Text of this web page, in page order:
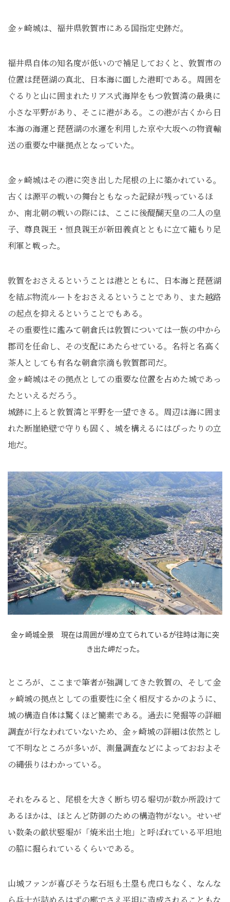
金ヶ崎城は、福井県敦賀市にある国指定史跡だ。
福井県自体の知名度が低いので補足しておくと、敦賀市の
位置は琵琶湖の真北、日本海に面した港町である。周囲を
ぐるりと山に囲まれたリアス式海岸をもつ敦賀湾の最奥に
小さな平野があり、そこに港がある。この港が古くから日
本海の海運と琵琶湖の水運を利用した京や大坂への物資輸
送の重要な中継拠点となっていた。
金ヶ崎城はその港に突き出した尾根の上に築かれている。
古くは源平の戦いの舞台ともなった記録が残っているほ
か、南北朝の戦いの際には、ここに後醍醐天皇の二人の皇
子、尊良親王・恒良親王が新田義貞とともに立て籠もり足
利軍と戦った。
敦賀をおさえるということは港とともに、日本海と琵琶湖
を結ぶ物流ルートをおさえるということであり、また越路
の起点を抑えるということでもある。
その重要性に鑑みて朝倉氏は敦賀については一族の中から
郡司を任命し、その支配にあたらせている。名将と名高く
茶人としても有名な朝倉宗滴も敦賀郡司だ。
金ヶ崎城はその拠点としての重要な位置を占めた城であっ
たといえるだろう。
城跡に上ると敦賀湾と平野を一望できる。周辺は海に囲ま
れた断崖絶壁で守りも固く、城を構えるにはぴったりの立
地だ。
金ヶ崎城全景 現在は周囲が埋め立てられているが往時は海に突
き出た岬だった。
ところが、ここまで筆者が強調してきた敦賀の、そして金
ヶ崎城の拠点としての重要性に全く相反するかのように、
城の構造自体は驚くほど簡素である。過去に発掘等の詳細
調査が行なわれていないため、金ヶ崎城の詳細は依然とし
て不明なところが多いが、測量調査などによっておおよそ
の縄張りはわかっている。
それをみると、尾根を大きく断ち切る堀切が数か所設けて
あるほかは、ほとんど防御のための構造物がない。せいぜ
い数条の畝状竪堀が「焼米出土地」と呼ばれている平坦地
の脇に掘られているくらいである。
山城ファンが喜びそうな石垣も土塁も虎口もなく、なんな